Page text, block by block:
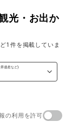
光・お出か
1件を掲載していま
界遺産など)
の利用を許可